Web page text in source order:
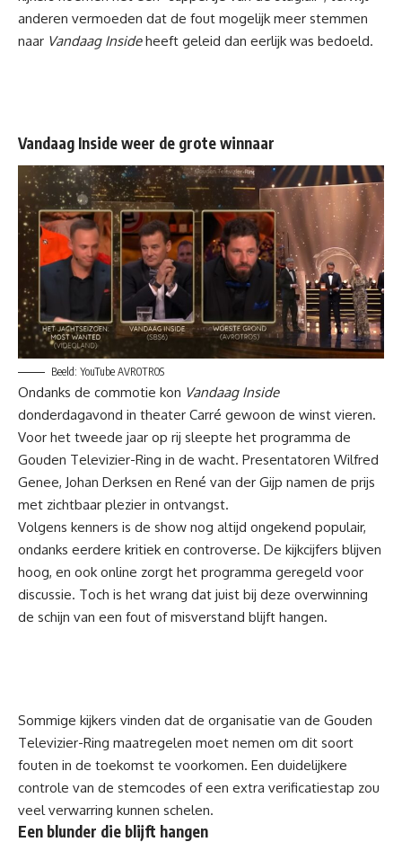
anderen vermoeden dat de fout mogelijk meer stemmen
naar Vandaag Insideheeft geleid dan eerlijk was bedoeld.
Vandaag Inside weer de grote winnaar
Beeld: YouTube AVROTROS
Ondanks de commotie kon Vandaag Inside
donderdagavond in theater Carré gewoon de winst vieren.
Voor het tweede jaar op rij sleepte het programma de
Gouden Televizier-Ring in de wacht. Presentatoren Wilfred
Genee, Johan Derksen en René van der Gijp namen de prijs
met zichtbaar plezier in ontvangst.
Volgens kenners is de show nog altijd ongekend populair,
ondanks eerdere kritiek en controverse. De kijkcijfers blijven
hoog, en ook online zorgt het programma geregeld voor
discussie. Toch is het wrang dat juist bij deze overwinning
de schijn van een fout of misverstand blijft hangen.
Sommige kijkers vinden dat de organisatie van de Gouden
Televizier-Ring maatregelen moet nemen om dit soort
fouten in de toekomst te voorkomen. Een duidelijkere
controle van de stemcodes of een extra verificatiestap zou
veel verwarring kunnen schelen.
Een blunder die blijft hangen